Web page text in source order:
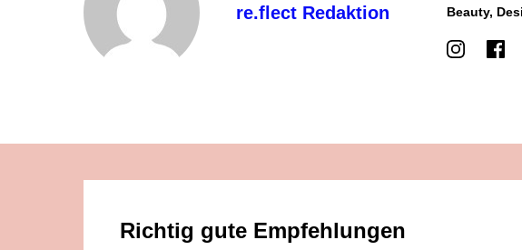
re.flect Redaktion
Beauty,
Richtig gute Empfehlungen